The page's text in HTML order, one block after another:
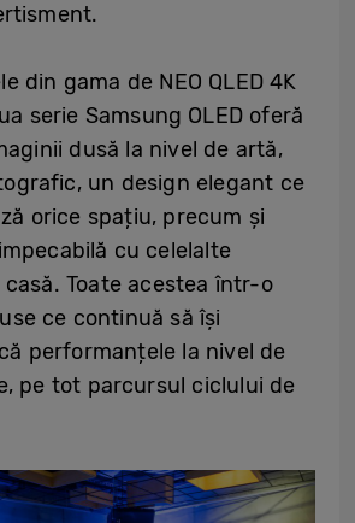
din gama de NEO QLED 4K
serie Samsung OLED oferă
dusă la nivel de artă,
un design elegant ce
orice spațiu, precum și
cu celelalte
Toate acestea într-o
ce continuă să își
performanțele la nivel de
pe tot parcursul ciclului de